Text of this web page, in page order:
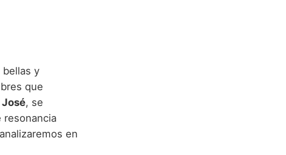
bellas y
que
, se
resonancia
en